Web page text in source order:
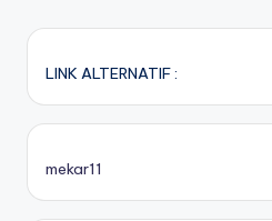
LINK ALTERNATIF :
mekar11